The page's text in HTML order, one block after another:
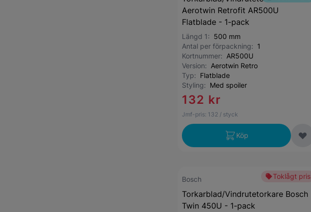
Aerotwin Retrofit AR500U
Flatblade - 1-pack
Längd 1: 500 mm
Antal per förpackning: 1
Kortnummer: AR500U
Version: Aerotwin Retro
Typ: Flatblade
Styling: Med spoiler
132 kr
Jmf-pris: 132 / styck
Köp
Toklågt pris
Bosch
Torkarblad/Vindrutetorkare Bosch
Twin 450U - 1-pack